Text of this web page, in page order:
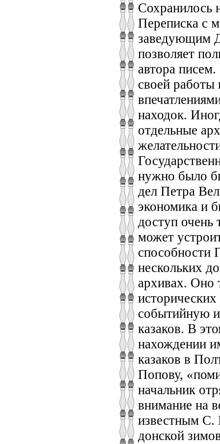
Сохранилось
Переписка с
заведующим
позволяет
автора
своей работы
находок.
отдельные
нужно было
дел Петра
экономика и
доступ очень
может
способности
нескольких
архивах. Оно
событийную
казаков. В
нахождении
казаков в
Попову,
начальник
внимание на
известным С.
донской